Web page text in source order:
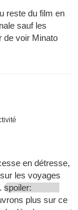
reste du film en
sauf les
de voir Minato
en détresse,
les voyages
spoiler:
plus sur ce